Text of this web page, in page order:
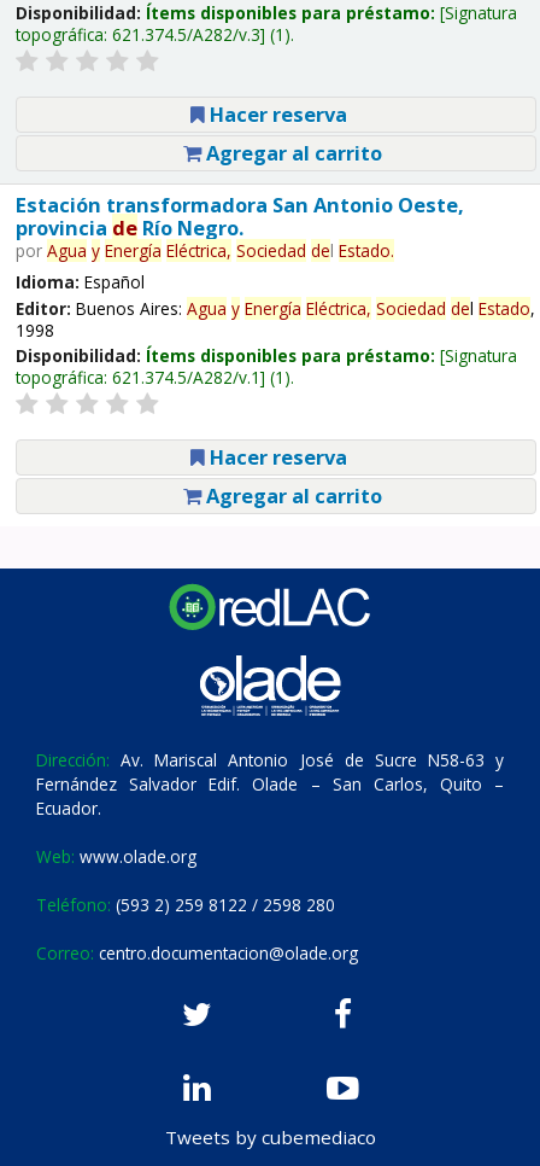
Disponibilidad: Ítems disponibles para préstamo: Signatura
topográfica: 621.374.5/A282/v.3 (1).
Hacer reserva
Agregar al carrito
Estación transformadora San Antonio Oeste,
provincia deRío Negro.
por Agua y Energía Eléctrica, Sociedad del Estado.
Idioma: Español
Editor: Buenos Aires: Agua y Energía Eléctrica, Sociedad del Estado,
1998
Disponibilidad: Ítems disponibles para préstamo: Signatura
topográfica: 621.374.5/A282/v.1 (1).
Hacer reserva
Agregar al carrito
Dirección: Av. Mariscal Antonio José de Sucre N58-63 y
Fernández Salvador Edif. Olade – San Carlos, Quito –
Ecuador.
Web: www.olade.org
Teléfono: (593 2) 259 8122 / 2598 280
Correo: centro.documentacion@olade.org
Tweets by cubemediaco